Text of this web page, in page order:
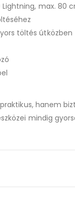
Lightning, max. 80
töltés útközben
hanem
mindig